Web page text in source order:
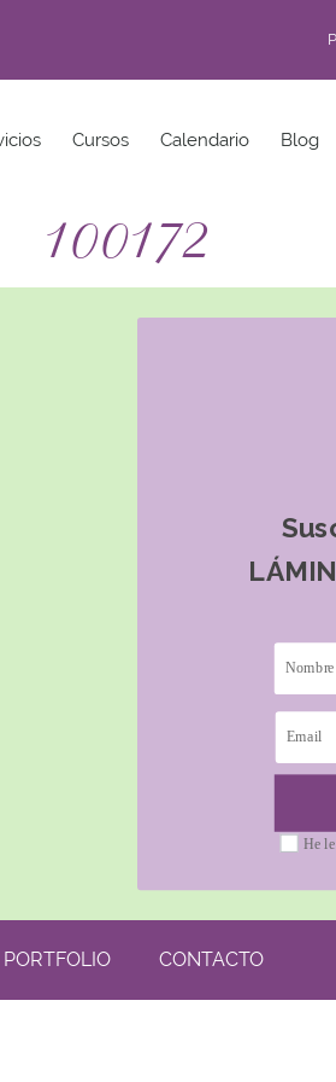
Cursos Calendario Blog
100172
He
PORTFOLIO CONTACTO